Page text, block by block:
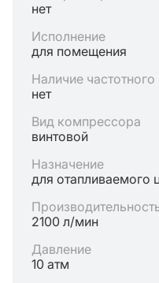
нет
Исполнение
для помещения
Наличие
нет
Вид компрессора
винтовой
Назначение
для отапливаемого
2100 л/мин
Давление
10 атм